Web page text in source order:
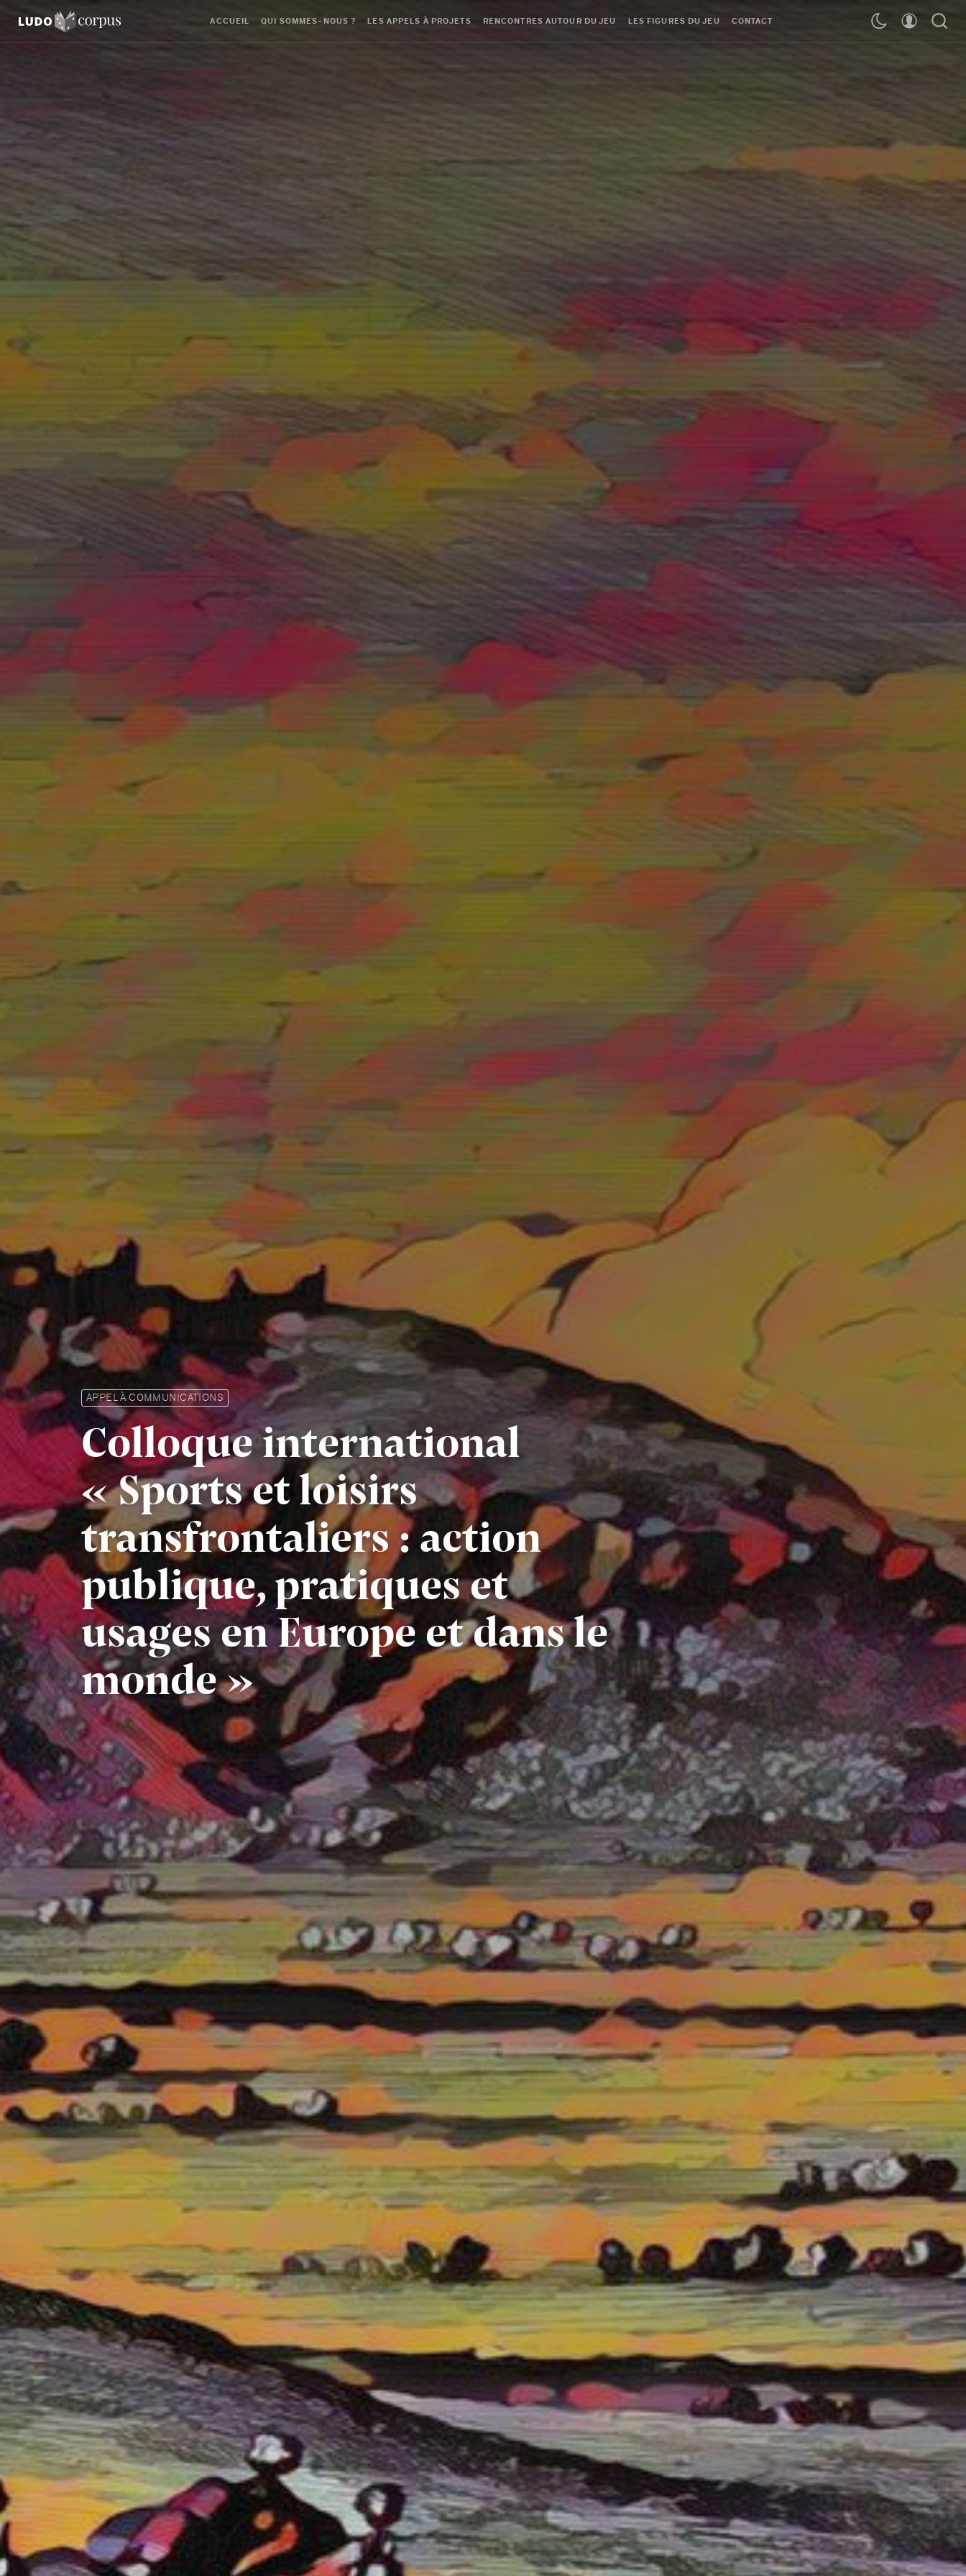
ACCUEIL QUI SOMMES-NOUS ? LES APPELS À PROJETS RENCONTRES AUTOUR DU JEU LES FIGURES DU JEU CONTACT
APPEL À COMMUNICATIONS
Colloque international
« Sports et loisirs
transfrontaliers : action
publique, pratiques et
usages en Europe et dans le
monde »